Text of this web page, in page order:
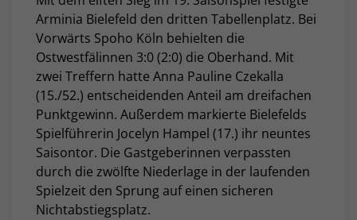
Arminia Bielefeld den dritten Tabellenplatz. Bei
Vorwärts Spoho Köln behielten die
Ostwestfälinnen 3:0 (2:0) die Oberhand. Mit
zwei Treffern hatte Anna Pauline Czekalla
(15./52.) entscheidenden Anteil am dreifachen
Punktgewinn. Außerdem markierte Bielefelds
Spielführerin Jocelyn Hampel (17.) ihr neuntes
Saisontor. Die Gastgeberinnen verpassten
durch die zwölfte Niederlage in der laufenden
Spielzeit den Sprung auf einen sicheren
Nichtabstiegsplatz.